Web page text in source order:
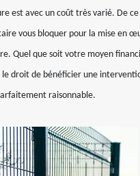
est avec un coût très varié. De
vous bloquer pour la mise en
Quel que soit votre moyen
droit de bénéficier une
raisonnable.